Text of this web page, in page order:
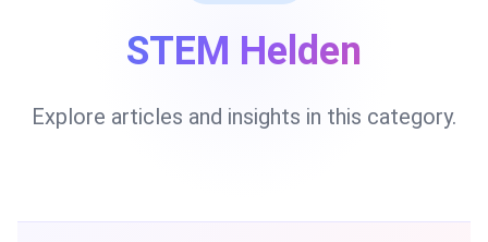
STEM Helden
Explore articles and insights in this category.